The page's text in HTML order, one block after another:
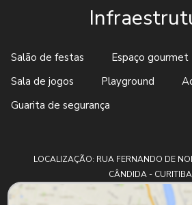
Salão de festas
Espaço gourmet
Sala de jogos
Playground
Guarita de segurança
LOCALIZAÇÃO: RUA FERNANDO DE
CÂNDIDA -